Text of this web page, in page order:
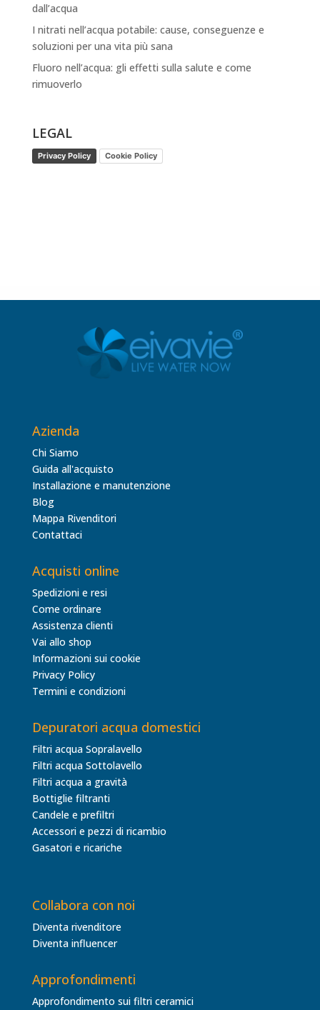
dall’acqua
I nitrati nell’acqua potabile: cause, conseguenze e
soluzioni per una vita più sana
Fluoro nell’acqua: gli effetti sulla salute e come
rimuoverlo
LEGAL
Privacy Policy Cookie Policy
Azienda
Chi Siamo
Guida all'acquisto
Installazione e manutenzione
Blog
Mappa Rivenditori
Contattaci
Acquisti online
Spedizioni e resi
Come ordinare
Assistenza clienti
Vai allo shop
Informazioni sui cookie
Privacy Policy
Termini e condizioni
Depuratori acqua domestici
Filtri acqua Sopralavello
Filtri acqua Sottolavello
Filtri acqua a gravità
Bottiglie filtranti
Candele e prefiltri
Accessori e pezzi di ricambio
Gasatori e ricariche
Collabora con noi
Diventa rivenditore
Diventa influencer
Approfondimenti
Approfondimento sui filtri ceramici